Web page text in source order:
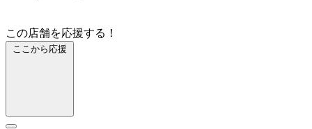
この店舗を応援する！
ここから応援